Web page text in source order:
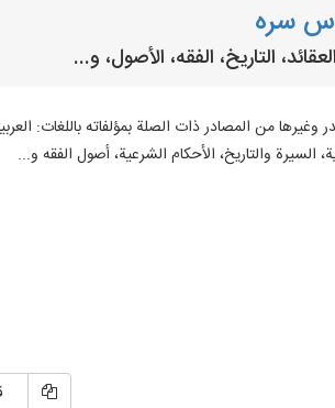
سره
الصدر وغيرها من المصادر ذات الصلة بمؤلفاته باللغات:
السيرة والتاريخ، الأحكام الشرعية، أصول الفقه و...